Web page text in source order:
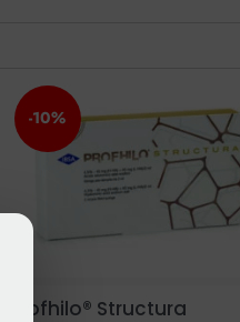
-10%
Profhilo® Structura